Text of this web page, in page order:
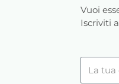
Vuoi
Iscriviti
tua